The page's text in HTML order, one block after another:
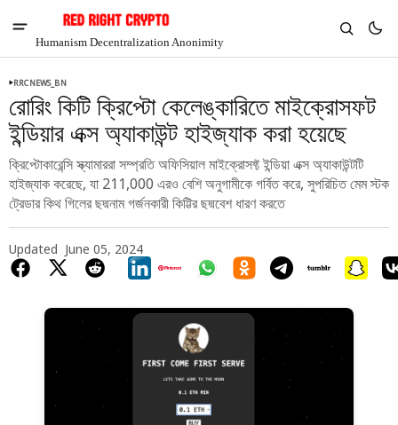
Humanism Decentralization Anonimity
Chia
$1.29
RRCNEWS_BN
রোরিং কিটি ক্রিপ্টো কেলেঙ্কারিতে মাইক্রোসফট
ইন্ডিয়ার এক্স অ্যাকাউন্ট হাইজ্যাক করা হয়েছে
ক্রিপ্টোকারেন্সি স্ক্যামাররা সম্প্রতি অফিসিয়াল মাইক্রোসফ্ট ইন্ডিয়া এক্স অ্যাকাউন্টটি
হাইজ্যাক করেছে, যা 211,000 এরও বেশি অনুগামীকে গর্বিত করে, সুপরিচিত মেম স্টক
ট্রেডার কিথ গিলের ছদ্মনাম গর্জনকারী কিট্টির ছদ্মবেশ ধারণ করতে
Updated June 05, 2024